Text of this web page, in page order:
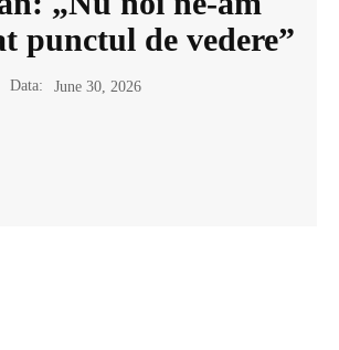
punctul de vedere”
Data: June 30, 2026